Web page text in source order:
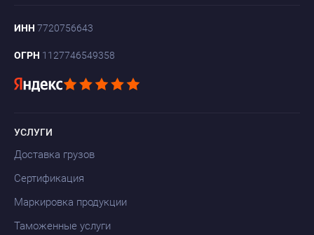
ИНН 7720756643
ОГРН 1127746549358
УСЛУГИ
Доставка грузов
Сертификация
Маркировка продукции
Таможенные услуги